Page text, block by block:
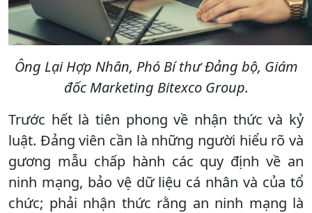
Ông Lại Hợp Nhân, Phó Bí thư Đảng bộ, Giám
đốc Marketing Bitexco Group.
Trước hết là tiên phong về nhận thức và kỷ
luật. Đảng viên cần là những người hiểu rõ và
gương mẫu chấp hành các quy định về an
ninh mạng, bảo vệ dữ liệu cá nhân và của tổ
chức; phải nhận thức rằng an ninh mạng là